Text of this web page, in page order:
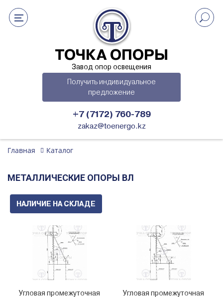
ТОЧКА ОПОРЫ
Завод опор освещения
Получить индивидуальное
предложение
+7 (7172) 760-789
zakaz@toenergo.kz
Главная Каталог
МЕТАЛЛИЧЕСКИЕ ОПОРЫ ВЛ
НАЛИЧИЕ НА СКЛАДЕ
Угловая промежуточная
Угловая промежуточная